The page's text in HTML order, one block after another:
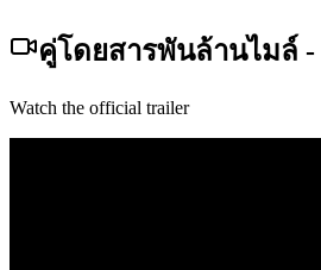
คู่โดยสารพันล้านไมล์ -
Watch the official trailer